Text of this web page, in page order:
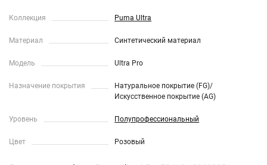
Коллекция Puma Ultra
Материал Синтетический материал
Модель Ultra Pro
Назначение покрытия
Натуральное покрытие (FG)/
Искусственное покрытие (AG)
Уровень Полупрофессиональный
Цвет Розовый